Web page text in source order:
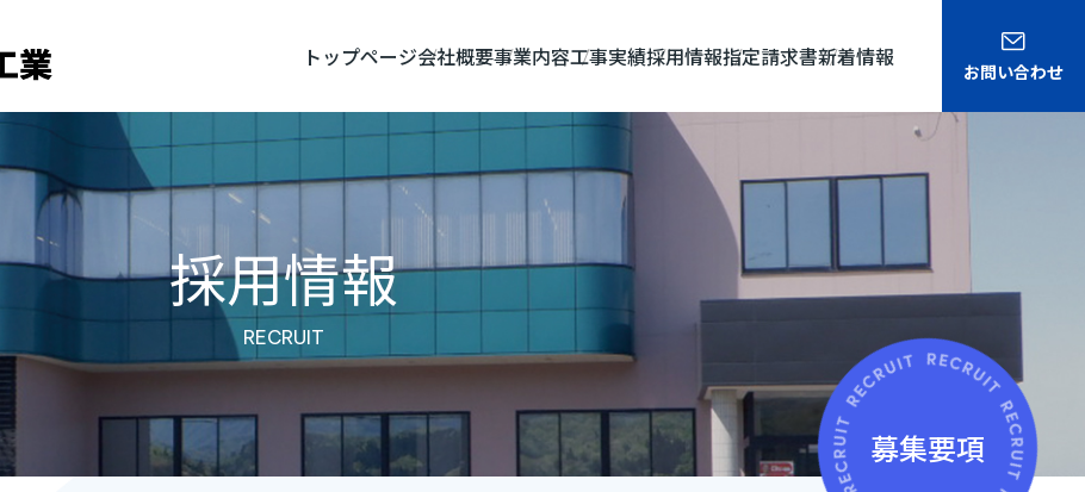
トップページ会社概要事業内容工事実績採用情報指定請求書新着情報
お問い合わせ
採用情報
RECRUIT
募集要項